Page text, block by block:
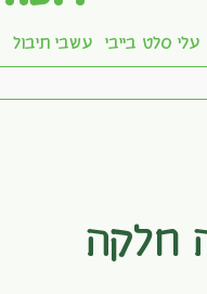
עלי סלט בייבי עשבי תיבול
חלקה